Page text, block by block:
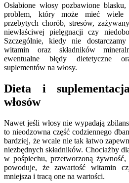
Osłabione włosy pozbawione
problem, który może mieć wiele
przebytych chorób, stresów,
niewłaściwej pielęgnacji czy
Szczególnie, kiedy nie
witamin oraz składników
ewentualne błędy dietetyczne
suplementów na włosy.
Dieta i
włosów
Nawet jeśli włosy nie wypadają
to nieodzowna część codziennego
bardziej, że wcale nie tak łatwo
niezbędnych składników. Chociażby
w pośpiechu, przetworzoną
powoduje, że zawartość witamin
mniejsza i tracą one na wartości.